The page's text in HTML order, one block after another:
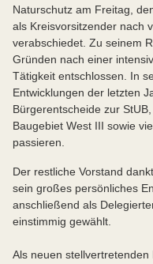
Naturschutz am Freitag,
als Kreisvorsitzender nach
verabschiedet. Zu seinem
Gründen nach einer
Tätigkeit entschlossen. In
Entwicklungen der letzten
Bürgerentscheide zur
Baugebiet West III sowie
passieren.
Der restliche Vorstand
sein großes persönliches
anschließend als
einstimmig gewählt.
Als neuen